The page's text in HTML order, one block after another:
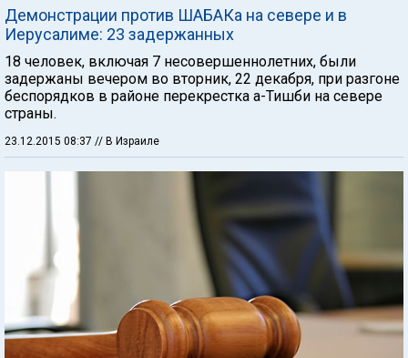
Демонстрации против ШАБАКа на севере и в
Иерусалиме: 23 задержанных
18 человек, включая 7 несовершеннолетних, были
задержаны вечером во вторник, 22 декабря, при разгоне
беспорядков в районе перекрестка а-Тишби на севере
страны.
23.12.2015 08:37 // В Израиле